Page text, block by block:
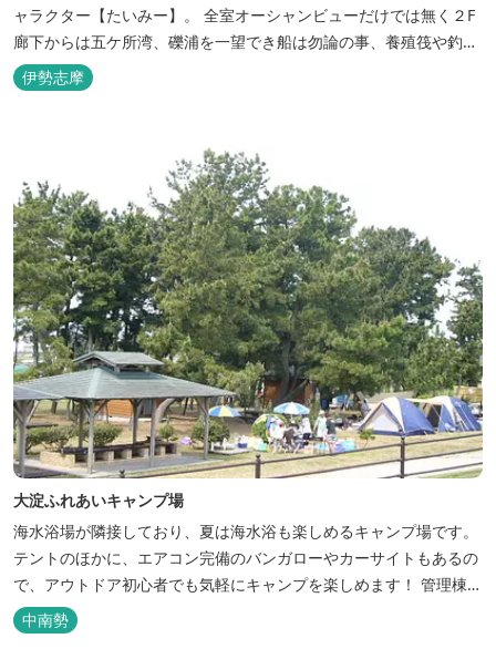
ャラクター【たいみー】。 全室オーシャンビューだけでは無く２F
廊下からは五ケ所湾、礫浦を一望でき船は勿論の事、養殖筏や釣り
堀筏などみる事ができます。 当館一押しのお部屋【大島】からは太
平洋を一望。マグロの養殖筏、夜には漁師さん達の船の光がみえ対
伊勢志摩
大淀ふれあいキャンプ場
海水浴場が隣接しており、夏は海水浴も楽しめるキャンプ場です。
テントのほかに、エアコン完備のバンガローやカーサイトもあるの
で、アウトドア初心者でも気軽にキャンプを楽しめます！ 管理棟、
水道、冷水シャワー、温水シャワー（有料）、共同休憩所、炊事
場、水洗トイレ、毛布（有料）、駐車場（宿泊の場合は無料、デイ
中南勢